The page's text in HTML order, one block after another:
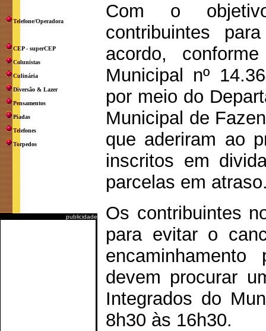
Telefone/Operadora
CEP - superCEP
Colunistas
Culinária
Diversão & Lazer
Pensamentos
Piadas
Telefones
Torpedos
publicidade
Com o
contribuintes
acordo,
Municipal nº
por meio do
Municipal de
que aderiram ao
inscritos em
parcelas em
Os contribuintes
para evitar o
devem procurar
Integrados do
8h30 às 16h30.